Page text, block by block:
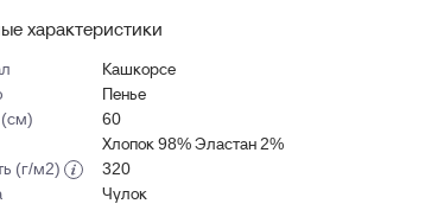
характеристики
Кашкорсе
Пенье
60
Хлопок 98% Эластан 2%
(г/м2)
320
Чулок